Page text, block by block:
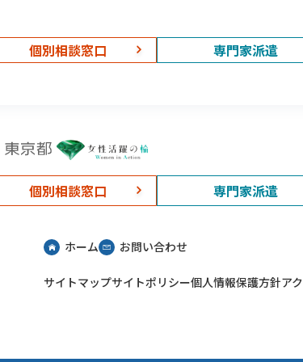
個別相談窓口 専門家派遣
個別相談窓口 専門家派遣
ホーム お問い合わせ
サイトマップサイトポリシー個人情報保護方針ア